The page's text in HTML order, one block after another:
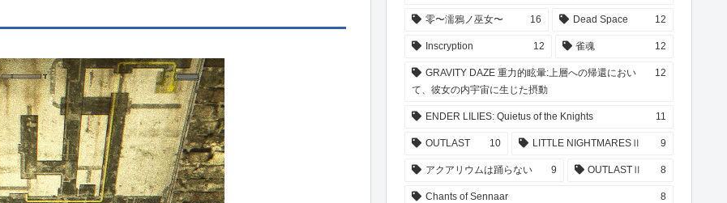
零〜濡鴉ノ巫女〜 16 Dead Space 12
Inscryption 12 雀魂 12
GRAVITY DAZE 重力的眩暈:上層への帰還におい
て、彼女の内宇宙に生じた摂動
12
ENDER LILIES: Quietus of the Knights 11
OUTLAST 10 LITTLE NIGHTMARESⅡ 9
アクアリウムは踊らない 9 OUTLASTⅡ 8
Chants of Sennaar 8